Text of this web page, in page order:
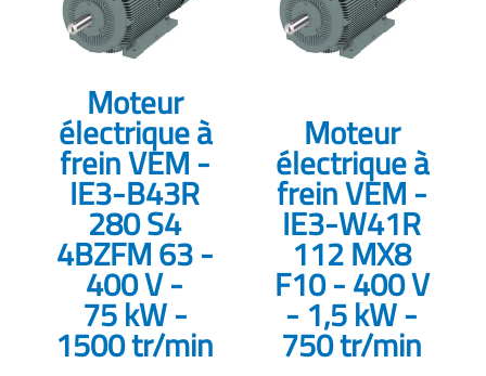
Moteur
électrique à
frein VEM -
IE3-B43R
280 S4
4BZFM 63 -
400 V -
75 kW -
1500 tr/min
Moteur
électrique à
frein VEM -
IE3-W41R
112 MX8
F10 - 400 V
- 1,5 kW -
750 tr/min